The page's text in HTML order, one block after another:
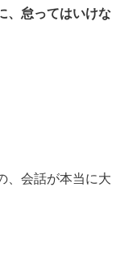
、怠ってはいけな
、会話が本当に大